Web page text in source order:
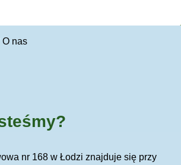
O nas
nr 168 w Łodzi znajduje się przy